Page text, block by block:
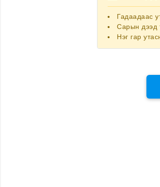
Гадаадаас
Сарын дээд
Нэг гар